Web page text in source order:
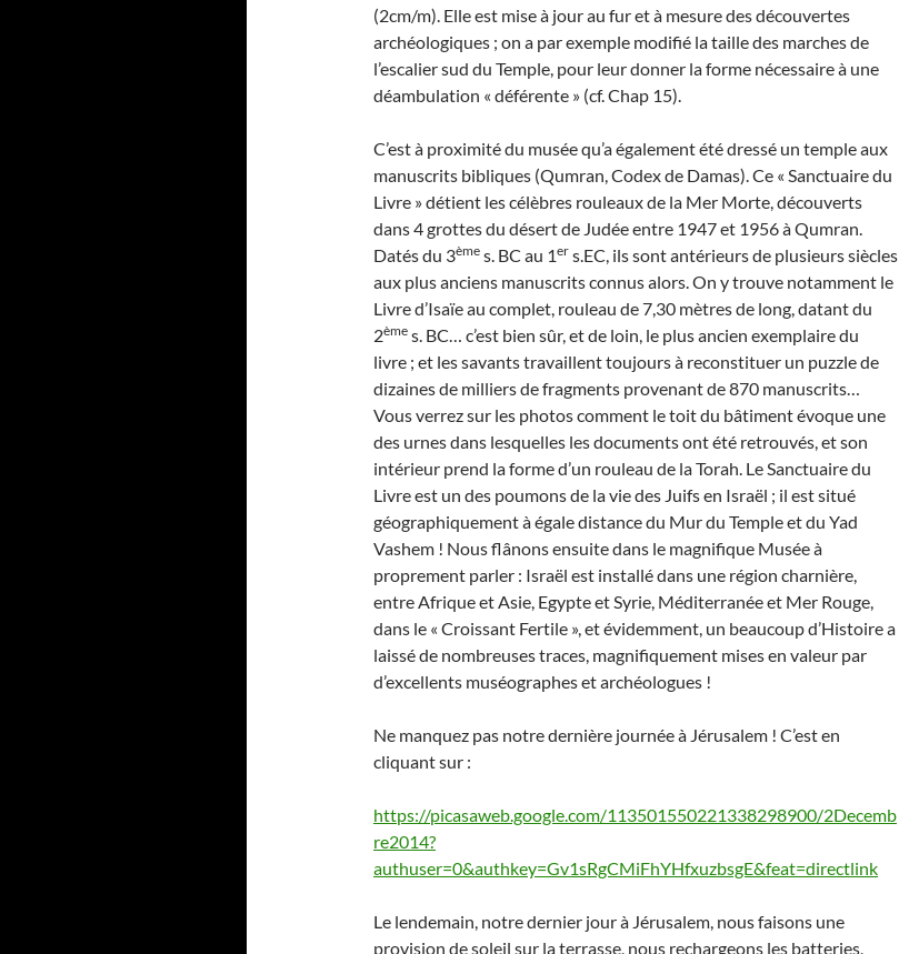
(2cm/m). Elle est mise à jour au fur et à mesure des découvertes
archéologiques ; on a par exemple modifié la taille des marches de
l’escalier sud du Temple, pour leur donner la forme nécessaire à une
déambulation « déférente » (cf. Chap 15).
C’est à proximité du musée qu’a également été dressé un temple aux
manuscrits bibliques (Qumran, Codex de Damas). Ce « Sanctuaire du
Livre » détient les célèbres rouleaux de la Mer Morte, découverts
dans 4 grottes du désert de Judée entre 1947 et 1956 à Qumran.
Datés du 3ème s. BC au 1er s.EC, ils sont antérieurs de plusieurs siècles
aux plus anciens manuscrits connus alors. On y trouve notamment le
Livre d’Isaïe au complet, rouleau de 7,30 mètres de long, datant du
2ème s. BC… c’est bien sûr, et de loin, le plus ancien exemplaire du
livre ; et les savants travaillent toujours à reconstituer un puzzle de
dizaines de milliers de fragments provenant de 870 manuscrits…
Vous verrez sur les photos comment le toit du bâtiment évoque une
des urnes dans lesquelles les documents ont été retrouvés, et son
intérieur prend la forme d’un rouleau de la Torah. Le Sanctuaire du
Livre est un des poumons de la vie des Juifs en Israël ; il est situé
géographiquement à égale distance du Mur du Temple et du Yad
Vashem ! Nous flânons ensuite dans le magnifique Musée à
proprement parler : Israël est installé dans une région charnière,
entre Afrique et Asie, Egypte et Syrie, Méditerranée et Mer Rouge,
dans le « Croissant Fertile », et évidemment, un beaucoup d’Histoire a
laissé de nombreuses traces, magnifiquement mises en valeur par
d’excellents muséographes et archéologues !
Ne manquez pas notre dernière journée à Jérusalem ! C’est en
cliquant sur :
https://picasaweb.google.com/113501550221338298900/2Decemb
re2014?
authuser=0&authkey=Gv1sRgCMiFhYHfxuzbsgE&feat=directlink
Le lendemain, notre dernier jour à Jérusalem, nous faisons une
provision de soleil sur la terrasse, nous rechargeons les batteries,